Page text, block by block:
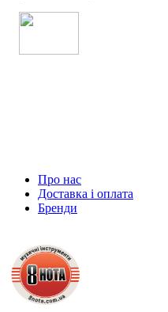
Про нас
Доставка і оплата
Бренди